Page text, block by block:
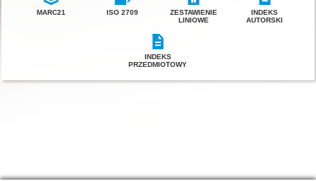
MARC21 ISO 2709
ZESTAWIENIE
LINIOWE
INDEKS
AUTORSKI
INDEKS
PRZEDMIOTOWY